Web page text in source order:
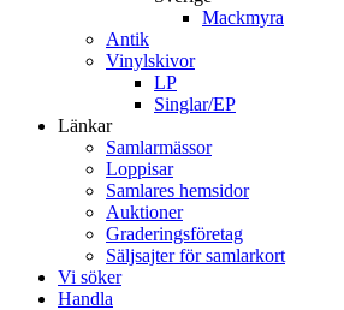
Mackmyra
Antik
Vinylskivor
LP
Singlar/EP
Länkar
Samlarmässor
Loppisar
Samlares hemsidor
Auktioner
Graderingsföretag
Säljsajter för samlarkort
Vi söker
Handla